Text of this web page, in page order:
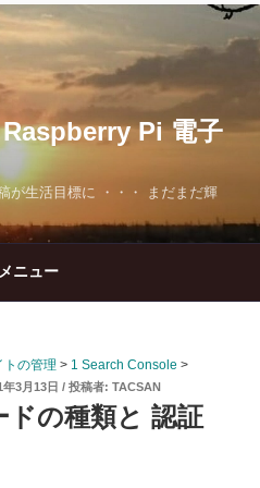
Pi 電子
が生活目標に ・・・ まだまだ輝
メニュー
トの管理 > 1 Search Console >
年3月13日 投稿者: TACSAN
の種類と 認証